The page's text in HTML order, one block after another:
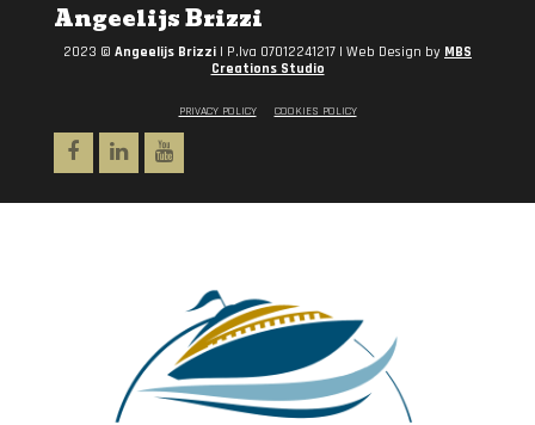
Angeelijs Brizzi
2023 © Angeelijs Brizzi | P.Iva 07012241217 | Web Design by MBS
Creations Studio
PRIVACY POLICY COOKIES POLICY
Facebook
Linkedin